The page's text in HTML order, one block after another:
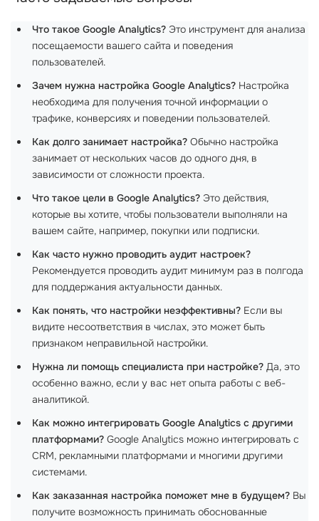
Что такое Google Analytics? Это инструмент для анализа
посещаемости вашего сайта и поведения
пользователей.
Зачем нужна настройка Google Analytics? Настройка
необходима для получения точной информации о
трафике, конверсиях и поведении пользователей.
Как долго занимает настройка? Обычно настройка
занимает от нескольких часов до одного дня, в
зависимости от сложности проекта.
Что такое цели в Google Analytics? Это действия,
которые вы хотите, чтобы пользователи выполняли на
вашем сайте, например, покупки или подписки.
Как часто нужно проводить аудит настроек?
Рекомендуется проводить аудит минимум раз в полгода
для поддержания актуальности данных.
Как понять, что настройки неэффективны? Если вы
видите несоответствия в числах, это может быть
признаком неправильной настройки.
Нужна ли помощь специалиста при настройке? Да, это
особенно важно, если у вас нет опыта работы с веб-
аналитикой.
Как можно интегрировать Google Analytics с другими
платформами? Google Analytics можно интегрировать с
CRM, рекламными платформами и многими другими
системами.
Как заказанная настройка поможет мне в будущем? Вы
получите возможность принимать обоснованные